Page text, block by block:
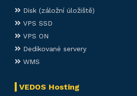
Disk (záložní úložiště)
VPS SSD
VPS ON
Dedikované servery
WMS
VEDOS Hosting